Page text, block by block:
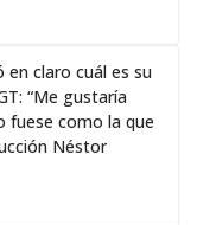
en claro cuál es su
“Me gustaría
fuese como la que
Néstor